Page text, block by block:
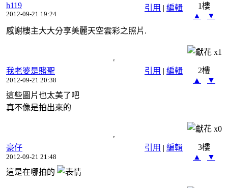
引用 | 編輯
h119
2012-09-21 19:24
1樓
▲
▼
感謝樓主大大分享美麗天空雲彩之照片.
x1
引用 | 編輯
我老婆是賭聖
2012-09-21 20:38
2樓
▲
▼
這些圖片也太美了吧
真不像是拍出來的
x0
引用 | 編輯
豪仔
2012-09-21 21:48
3樓
▲
▼
這是在哪拍的